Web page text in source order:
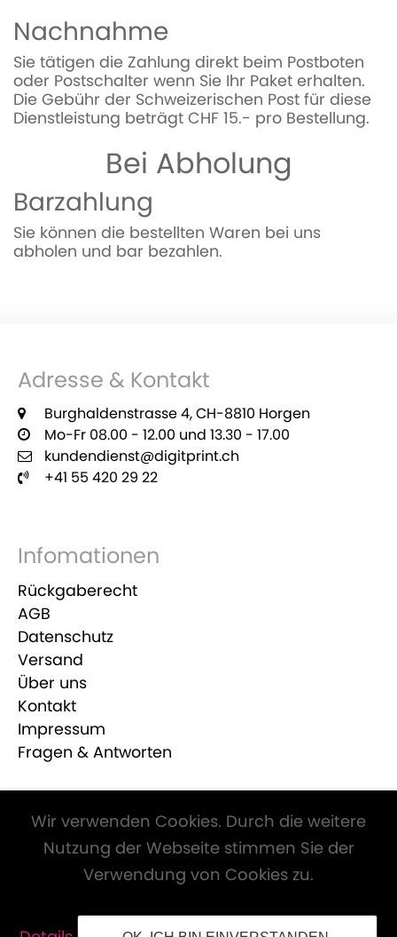
Nachnahme
Sie tätigen die Zahlung direkt beim Postboten
oder Postschalter wenn Sie Ihr Paket erhalten.
Die Gebühr der Schweizerischen Post für diese
Dienstleistung beträgt CHF 15.- pro Bestellung.
Bei Abholung
Barzahlung
Sie können die bestellten Waren bei uns
abholen und bar bezahlen.
Adresse & Kontakt
Burghaldenstrasse 4, CH-8810 Horgen
Mo-Fr 08.00 - 12.00 und 13.30 - 17.00
kundendienst@digitprint.ch
+41 55 420 29 22
Infomationen
Rückgaberecht
AGB
Datenschutz
Versand
Über uns
Kontakt
Impressum
Fragen & Antworten
Alle Preise inkl. Mwst. und zzgl.Versandkosten
Wir verwenden Cookies. Durch die weitere
Nutzung der Webseite stimmen Sie der
Verwendung von Cookies zu.